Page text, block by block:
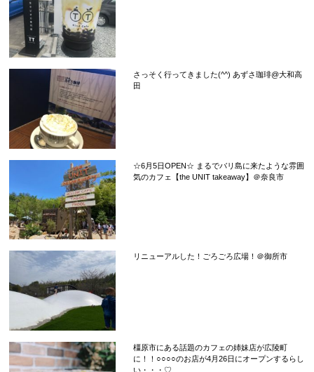
さっそく行ってきました(^^) あずさ珈琲@大和高
田
☆6月5日OPEN☆ まるでバリ島に来たような雰囲
気のカフェ【the UNIT takeaway】＠奈良市
リニューアルした！ごろごろ広場！＠御所市
橿原市にある話題のカフェの姉妹店が広陵町
に！！○○○○のお店が4月26日にオープンするらし
い・・・♡